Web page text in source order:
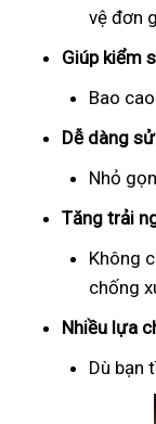
vệ đơn
Giúp kiểm
Bao
Dễ dàng
Nhỏ
Tăng trải
Không
chống
Nhiều lựa
Dù bạn